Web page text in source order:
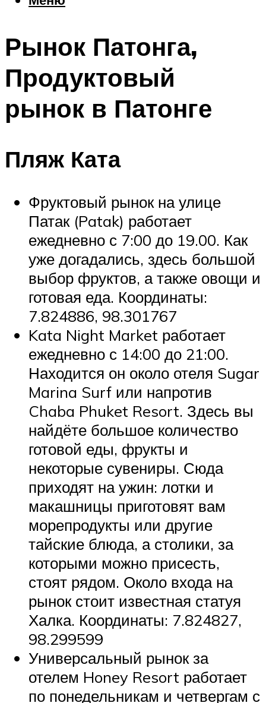
Шоппинг
Меню
Рынок Патонга,
Продуктовый
рынок в Патонге
Пляж Ката
Фруктовый рынок на улице
Патак (Patak) работает
ежедневно с 7:00 до 19.00. Как
уже догадались, здесь большой
выбор фруктов, а также овощи и
готовая еда. Координаты:
7.824886, 98.301767
Kata Night Market работает
ежедневно с 14:00 до 21:00.
Находится он около отеля Sugar
Marina Surf или напротив
Chaba Phuket Resort. Здесь вы
найдёте большое количество
готовой еды, фрукты и
некоторые сувениры. Сюда
приходят на ужин: лотки и
макашницы приготовят вам
морепродукты или другие
тайские блюда, а столики, за
которыми можно присесть,
стоят рядом. Около входа на
рынок стоит известная статуя
Халка. Координаты: 7.824827,
98.299599
Универсальный рынок за
отелем Honey Resort работает
по понедельникам и четвергам с